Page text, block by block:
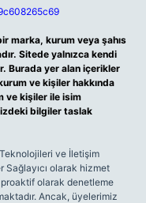
marka, kurum veya şahıs
Sitede yalnızca kendi
Burada yer alan içerikler
ve kişiler hakkında
ve kişiler ile isim
bilgiler taslak
ve İletişim
Sağlayıcı olarak hizmet
olarak denetleme
Ancak, üyelerimiz